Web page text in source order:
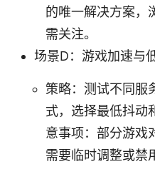
的唯一解决方案，
需关注。
场景D：游戏加速与
策略：测试不同服
式，选择最低抖动
意事项：部分游戏
需要临时调整或禁